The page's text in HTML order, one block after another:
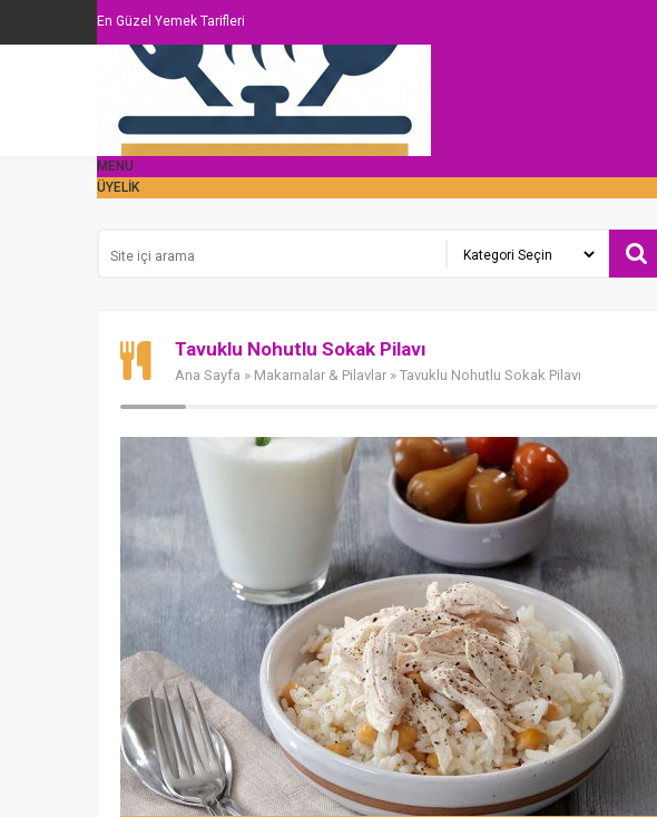
En Güzel Yemek Tarifleri
MENU
ÜYELİK
Tavuklu Nohutlu Sokak Pilavı
Ana Sayfa » Makarnalar & Pilavlar » Tavuklu Nohutlu Sokak Pilavı